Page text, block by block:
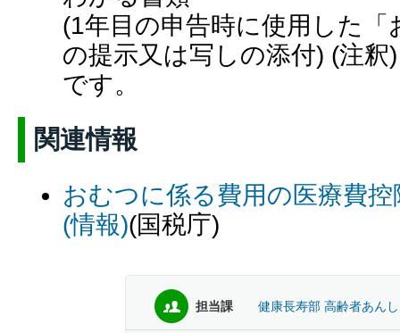
(1年目の申告時に使用した「
の提示又は写しの添付) (注釈
です。
関連情報
おむつに係る費用の医療費
(情報)(国税庁)
担当課 健康長寿部 高齢者あん